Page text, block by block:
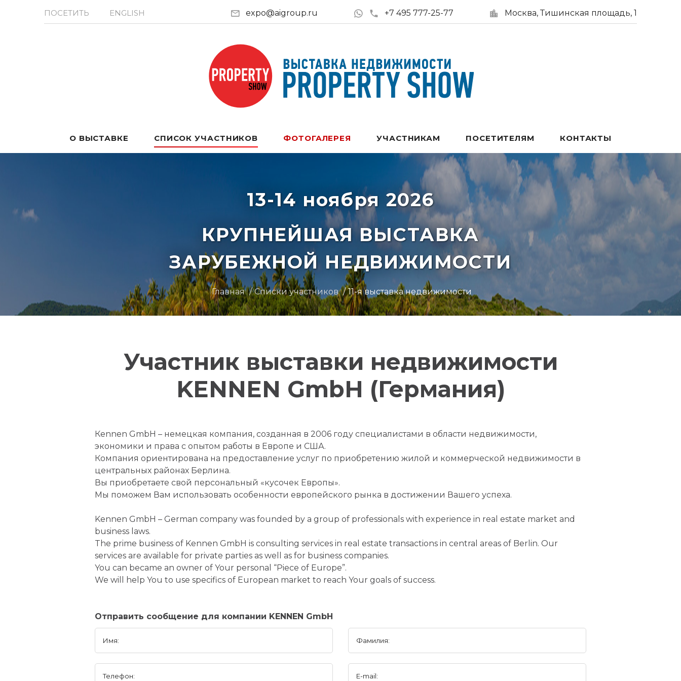
ПОСЕТИТЬ ENGLISH expo@aigroup.ru +7 495 777-25-77 Москва, Тишинская площадь, 1
О ВЫСТАВКЕ СПИСОК УЧАСТНИКОВ ФОТОГАЛЕРЕЯ УЧАСТНИКАМ ПОСЕТИТЕЛЯМ КОНТАКТЫ
13-14 ноября 2026
КРУПНЕЙШАЯ ВЫСТАВКА
ЗАРУБЕЖНОЙ НЕДВИЖИМОСТИ
Главная Списки участников 11-я выставка недвижимости
Участник выставки недвижимости
KENNEN GmbH (Германия)
Кеnnen GmbH – немецкая компания, созданная в 2006 году специалистами в области недвижимости,
экономики и права с опытом работы в Европе и США.
Компания ориентирована на предоставление услуг по приобретению жилой и коммерческой недвижимости в
центральных районах Берлина.
Вы приобретаете свой персональный «кусочек Европы».
Мы поможем Вам использовать особенности европейского рынка в достижении Вашего успеха.
Kennen GmbH – German company was founded by a group of professionals with experience in real estate market and
business laws.
The prime business of Kennen GmbH is consulting services in real estate transactions in central areas of Berlin. Our
services are available for private parties as well as for business companies.
You can became an owner of Your personal “Piece of Europe”.
We will help You to use specifics of European market to reach Your goals of success.
Отправить сообщение для компании KENNEN GmbH
Имя: Фамилия:
Телефон: E-mail: